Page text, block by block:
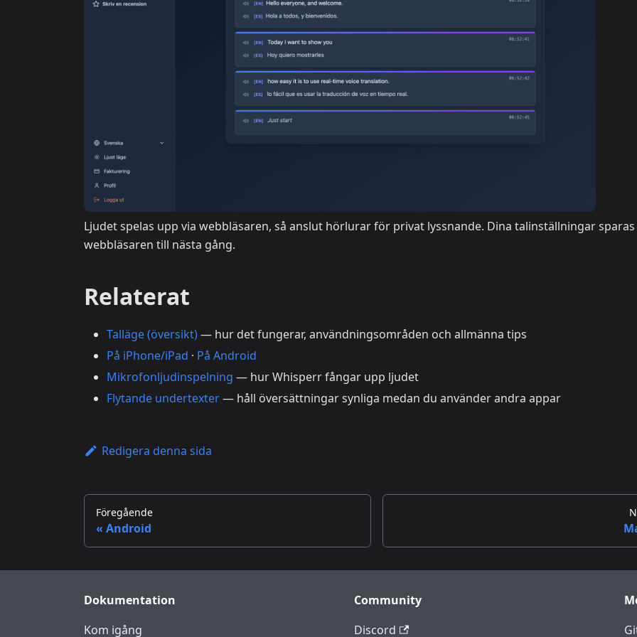
Ljudet spelas upp via webbläsaren, så anslut hörlurar för privat lyssnande. Dina talinställningar
webbläsaren till nästa gång.
Relaterat
Talläge (översikt)— hur det fungerar, användningsområden och allmänna tips
På iPhone/iPad · På Android
Mikrofonljudinspelning — hur Whisperr fångar upp ljudet
Flytande undertexter— håll översättningar synliga medan du använder andra appar
Redigera denna sida
Föregående
Android
Dokumentation
Kom igång
Community
Discord